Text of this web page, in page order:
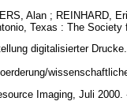
Alan ; REINHARD,
Texas : The
digitalisierter
Imaging, Juli